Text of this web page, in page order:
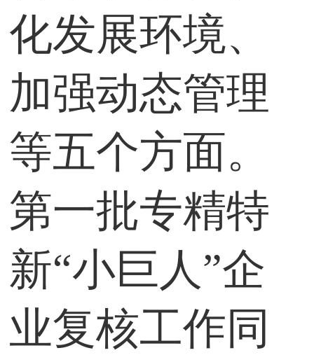
化发展环境、
加强动态管理
等五个方面。
第一批专精特
新“小巨人”企
业复核工作同